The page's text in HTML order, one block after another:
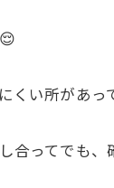
くい所があっ
合ってでも